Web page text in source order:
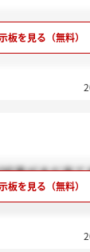
た方が良さそ
果がまだ来て
く結果が来